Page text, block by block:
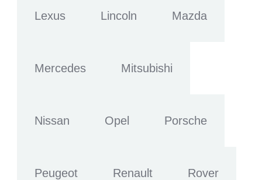
Lexus Lincoln Mazda
Mercedes Mitsubishi
Nissan Opel Porsche
Peugeot Renault Rover